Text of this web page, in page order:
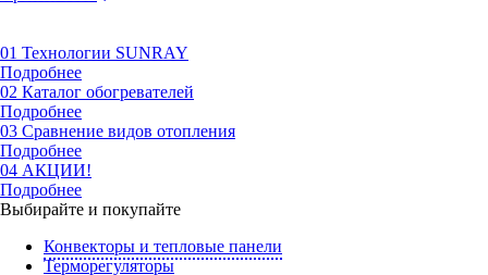
01 Технологии SUNRAY
Подробнее
02 Каталог обогревателей
Подробнее
03 Сравнение видов отопления
Подробнее
04 АКЦИИ!
Подробнее
Выбирайте и покупайте
Конвекторы и тепловые панели
Терморегуляторы